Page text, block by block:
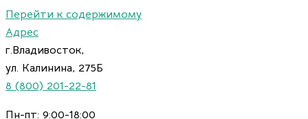
Перейти к содержимому
Адрес
г.Владивосток,
ул. Калинина, 275Б
8 (800) 201-22-81
Пн-пт: 9:00-18:00